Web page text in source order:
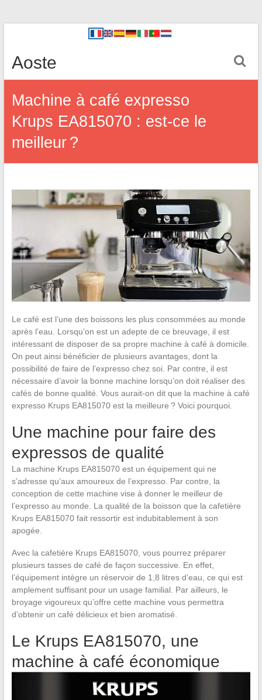
Aoste
Machine à café expresso
Krups EA815070 : est-ce le
meilleur ?
Le café est l’une des boissons les plus consommées au monde
après l’eau. Lorsqu’on est un adepte de ce breuvage, il est
intéressant de disposer de sa propre machine à café à domicile.
On peut ainsi bénéficier de plusieurs avantages, dont la
possibilité de faire de l’expresso chez soi. Par contre, il est
nécessaire d’avoir la bonne machine lorsqu’on doit réaliser des
cafés de bonne qualité. Vous aurait-on dit que la machine à café
expresso Krups EA815070 est la meilleure ? Voici pourquoi.
Une machine pour faire des
expressos de qualité
La machine Krups EA815070 est un équipement qui ne
s’adresse qu’aux amoureux de l’expresso. Par contre, la
conception de cette machine vise à donner le meilleur de
l’expresso au monde. La qualité de la boisson que la cafetière
Krups EA815070 fait ressortir est indubitablement à son
apogée.
Avec la cafetière Krups EA815070, vous pourrez préparer
plusieurs tasses de café de façon successive. En effet,
l’équipement intègre un réservoir de 1,8 litres d’eau, ce qui est
amplement suffisant pour un usage familial. Par ailleurs, le
broyage vigoureux qu’offre cette machine vous permettra
d’obtenir un café délicieux et bien aromatisé.
Le Krups EA815070, une
machine à café économique